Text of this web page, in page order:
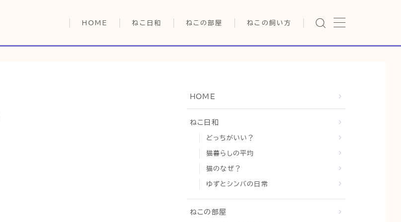
HOME ねこ日和
どっちがいい？
ねこの部屋
猫の雑学・トリビア
猫と暮らす快適環境づくり
猫と暮らすシニアライフ
猫と人間の共生・社会問題
ねこの飼い方
基本ガイド（ねこの飼い方、し
行動と心理（ねこの習性、気
お役立ち情報（ねこに優しい
インテリア、災害対策）
グッズレビュー（キャットフー
ド、トイレ、爪とぎ）
HOME
ねこ日和
どっちがいい？
猫暮らしの平均
猫のなぜ？
ゆずとシンバの日常
ねこの部屋